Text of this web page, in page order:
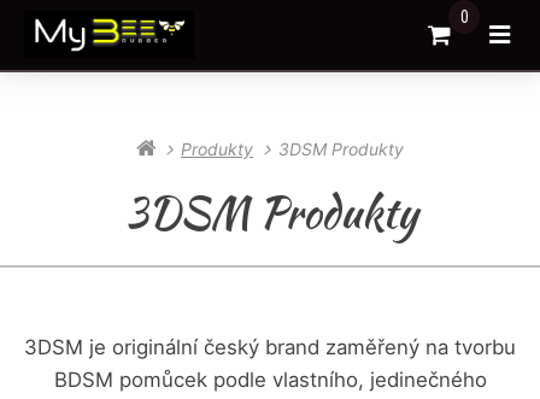
Přejít do
0
Produkty 3DSM Produkty
3DSM Produkty
3DSM je originální český brand zaměřený na tvorbu
BDSM pomůcek podle vlastního, jedinečného